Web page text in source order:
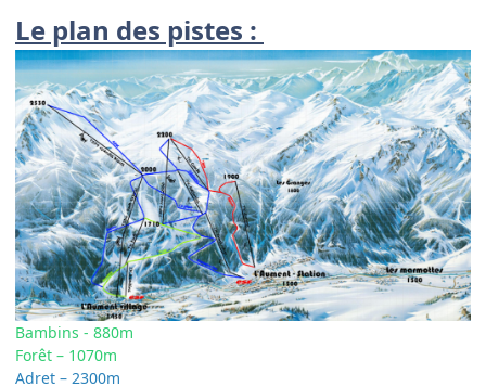
Le plan des pistes :
Bambins - 880m
Forêt – 1070m
Adret – 2300m